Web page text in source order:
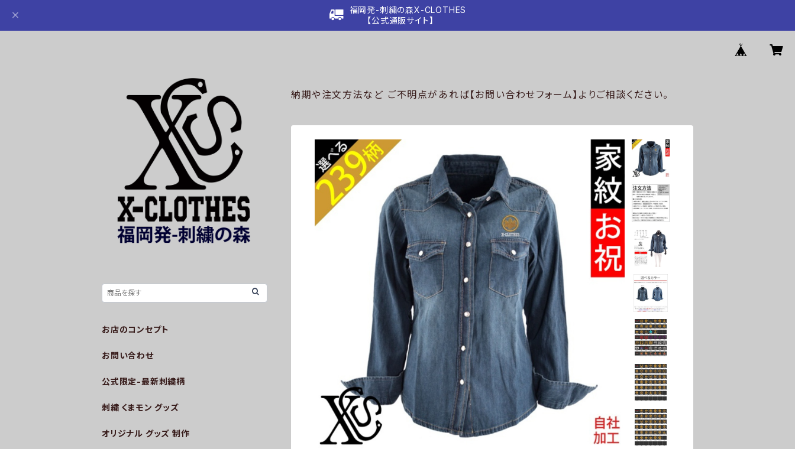
福岡発-刺繍の森X-CLOTHES
【公式通販サイト】
納期や注文方法など ご不明点があれば【お問い合わせフォーム】よりご相談ください。
お店のコンセプト
お問い合わせ
公式限定-最新刺繍柄
刺繍 くまモン グッズ
オリジナル グッズ 制作